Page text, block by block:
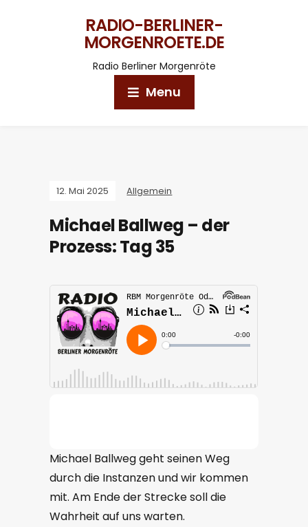
RADIO-BERLINER-
MORGENROETE.DE
Radio Berliner Morgenröte
Menu
12. Mai 2025 Allgemein
Michael Ballweg – der
Prozess: Tag 35
Michael Ballweg geht seinen Weg
durch die Instanzen und wir kommen
mit. Am Ende der Strecke soll die
Wahrheit auf uns warten.